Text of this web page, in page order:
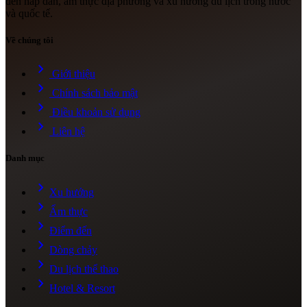
và quốc tế.
Về chúng tôi
chevron_right Giới thiệu
chevron_right Chính sách bảo mật
chevron_right Điều khoản sử dụng
chevron_right Liên hệ
Danh mục
chevron_right Xu hướng
chevron_right Ẩm thực
chevron_right Điểm đến
chevron_right Dòng chảy
chevron_right Du lịch thể thao
chevron_right Hotel & Resort